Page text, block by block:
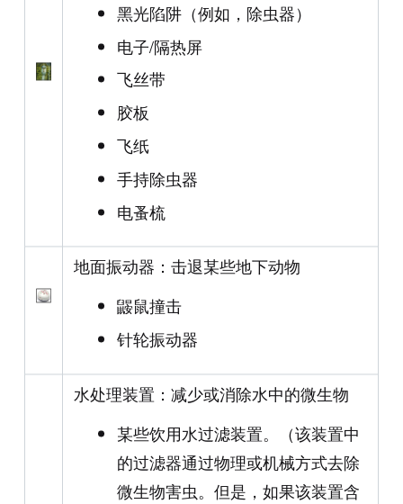
黑光陷阱（例如，除虫器）
电子/隔热屏
飞丝带
胶板
飞纸
手持除虫器
电蚤梳
地面振动器：击退某些地下动物
鼹鼠撞击
针轮振动器
水处理装置：减少或消除水中的微生物
某些饮用水过滤装置。（该装置中
的过滤器通过物理或机械方式去除
微生物害虫。但是，如果该装置含